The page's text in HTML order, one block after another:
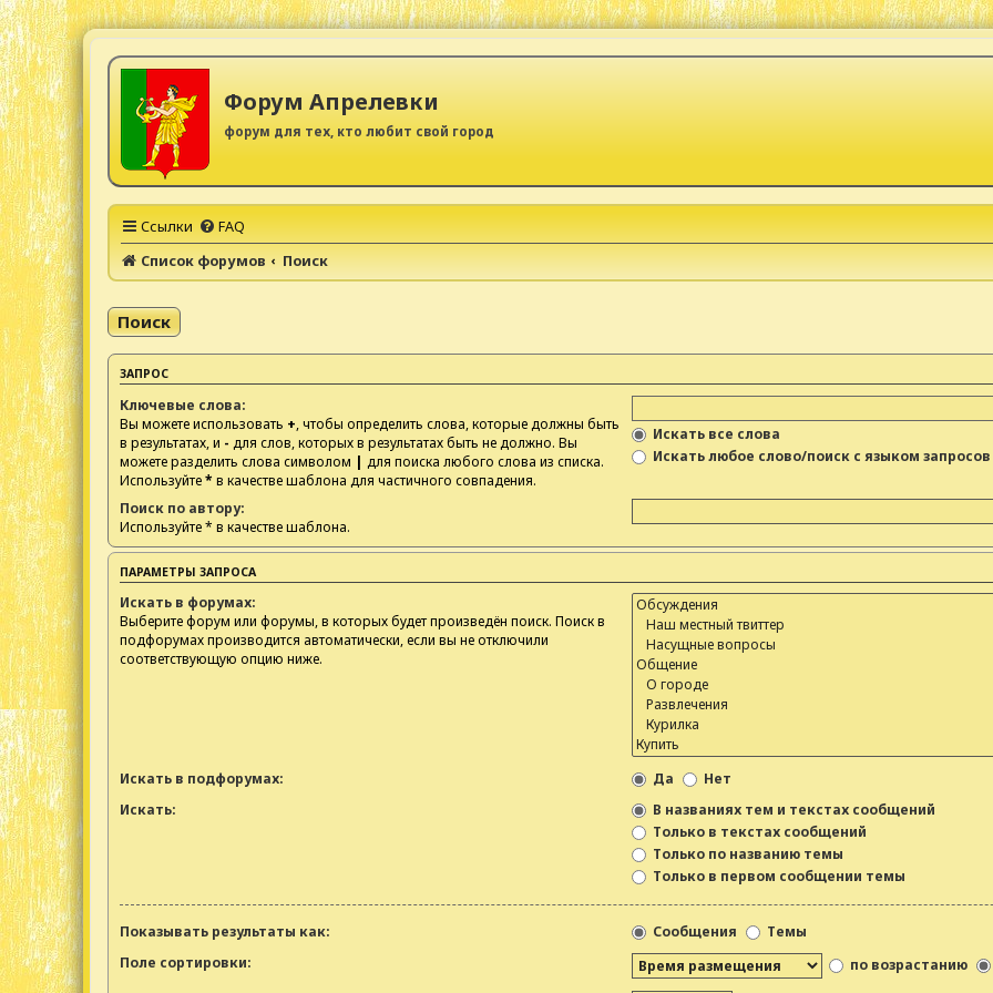
Форум Апрелевки
форум для тех, кто любит свой город
Ссылки
FAQ
Список форумов
Поиск
Поиск
ЗАПРОС
Ключевые слова:
Вы можете использовать +, чтобы определить слова, которые должны быть
в результатах, и - для слов, которых в результатах быть не должно. Вы
можете разделить слова символом | для поиска любого слова из списка.
Используйте* в качестве шаблона для частичного совпадения.
Искать все слова
Искать любое слово/поиск с языком запросов
Поиск по автору:
Используйте * в качестве шаблона.
ПАРАМЕТРЫ ЗАПРОСА
Искать в форумах:
Выберите форум или форумы, в которых будет произведён поиск. Поиск в
подфорумах производится автоматически, если вы не отключили
соответствующую опцию ниже.
Искать в подфорумах: Да
Нет
Искать:
В названиях тем и текстах сообщений
Только в текстах сообщений
Только по названию темы
Только в первом сообщении темы
Показывать результаты как: Сообщения
Темы
Поле сортировки:
по возрастанию